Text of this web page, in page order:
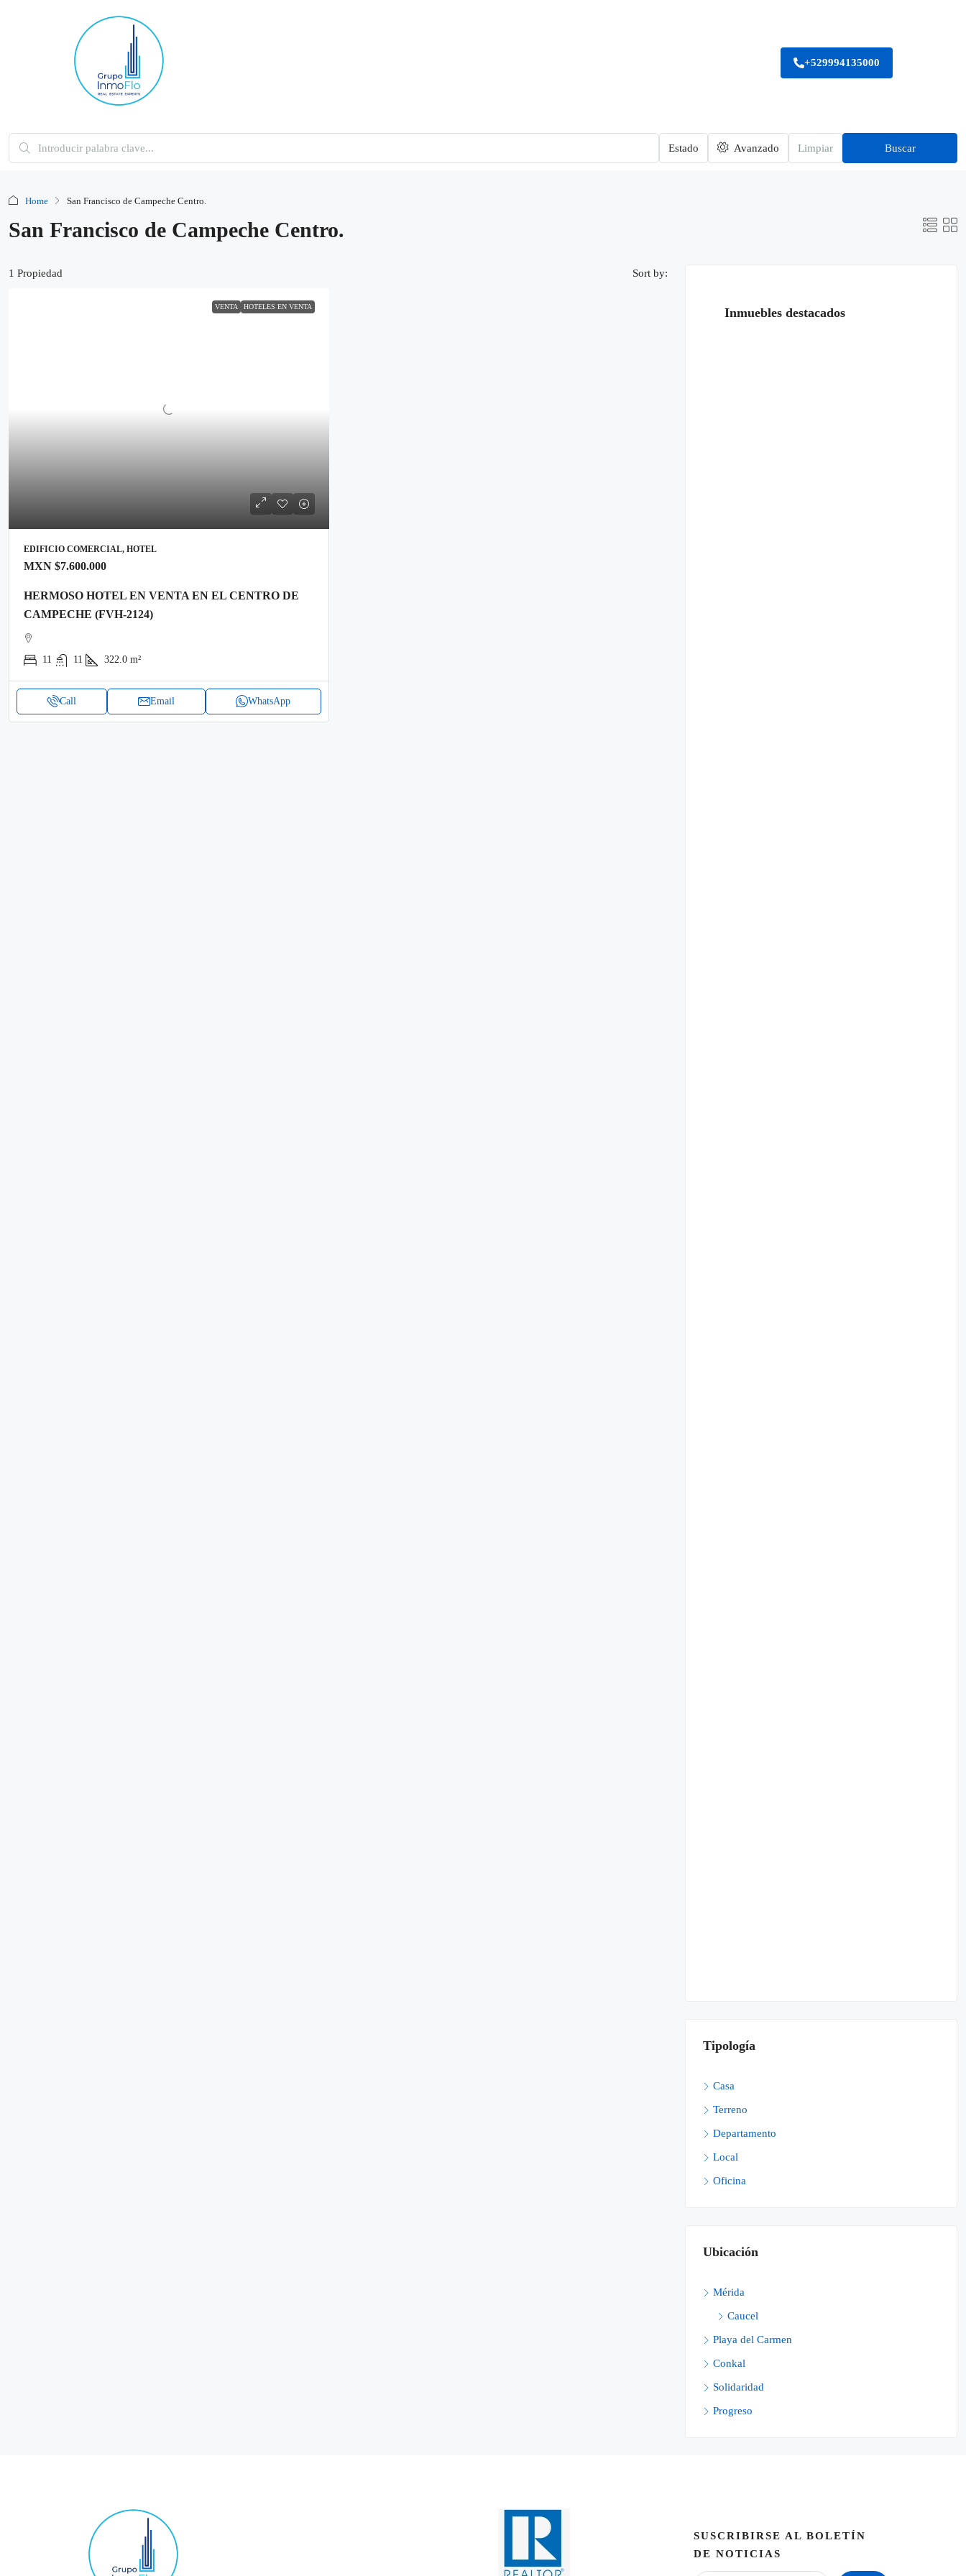
+529994135000
Estado Avanzado Limpiar Buscar
Home San Francisco de Campeche Centro.
San Francisco de Campeche Centro.
1 Propiedad Sort by:
VENTA HOTELES EN VENTA
EDIFICIO COMERCIAL, HOTEL
MXN $7.600.000
HERMOSO HOTEL EN VENTA EN EL CENTRO DE
CAMPECHE (FVH-2124)
11 11 322.0 m²
Call Email WhatsApp
Inmuebles destacados
Tipología
Casa
Terreno
Departamento
Local
Oficina
Ubicación
Mérida
Caucel
Playa del Carmen
Conkal
Solidaridad
Progreso
SUSCRIBIRSE AL BOLETÍN
DE NOTICIAS